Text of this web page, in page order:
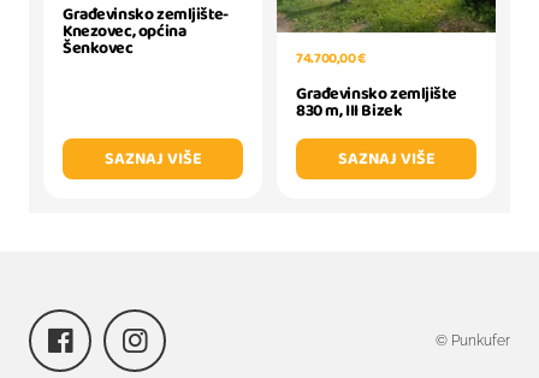
Građevinsko zemljište-
Knezovec, općina
Šenkovec
SAZNAJ VIŠE
74.700,00 €
Građevinsko zemljište
830 m, III Bizek
SAZNAJ VIŠE
© Punkufer